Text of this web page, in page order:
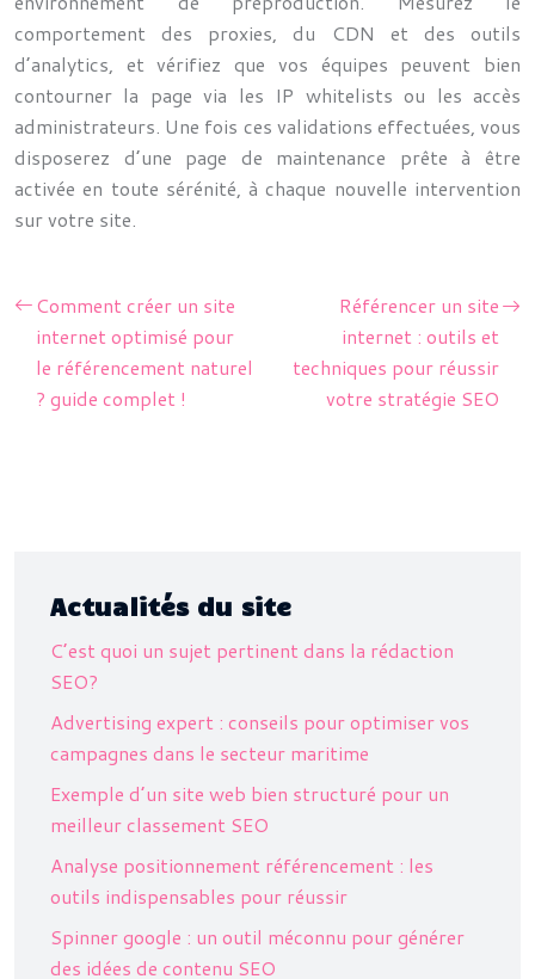
comportement des proxies, du CDN et des outils
d’analytics, et vérifiez que vos équipes peuvent bien
contourner la page via les IP whitelists ou les accès
administrateurs. Une fois ces validations effectuées, vous
disposerez d’une page de maintenance prête à être
activée en toute sérénité, à chaque nouvelle intervention
sur votre site.
Comment créer un site
internet optimisé pour
le référencement naturel
? guide complet !
Référencer un site
internet : outils et
techniques pour réussir
votre stratégie SEO
Actualités du site
C’est quoi un sujet pertinent dans la rédaction
SEO?
Advertising expert : conseils pour optimiser vos
campagnes dans le secteur maritime
Exemple d’un site web bien structuré pour un
meilleur classement SEO
Analyse positionnement référencement : les
outils indispensables pour réussir
Spinner google : un outil méconnu pour générer
des idées de contenu SEO